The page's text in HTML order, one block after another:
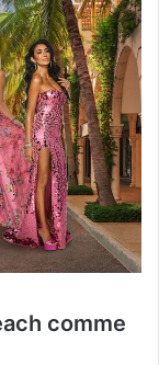
comme